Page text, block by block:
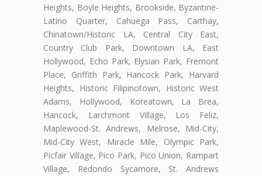
Heights, Boyle Heights, Brookside, Byzantine-
Latino Quarter, Cahuega Pass, Carthay,
Chinatown/Historic LA, Central City East,
Country Club Park, Downtown LA, East
Hollywood, Echo Park, Elysian Park, Fremont
Place, Griffith Park, Hancock Park, Harvard
Heights, Historic Filipinotown, Historic West
Adams, Hollywood, Koreatown, La Brea,
Hancock, Larchmont Village, Los Feliz,
Maplewood-St. Andrews, Melrose, Mid-City,
Mid-City West, Miracle Mile, Olympic Park,
Picfair Village, Pico Park, Pico Union, Rampart
Village, Redondo Sycamore, St. Andrews